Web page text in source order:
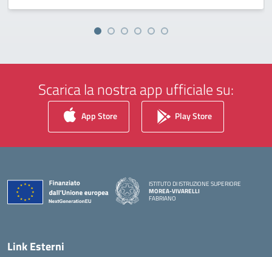
Scarica la nostra app ufficiale su:
App Store Play Store
ISTITUTO DI ISTRUZIONE SUPERIORE
MOREA-VIVARELLI
FABRIANO
Link Esterni